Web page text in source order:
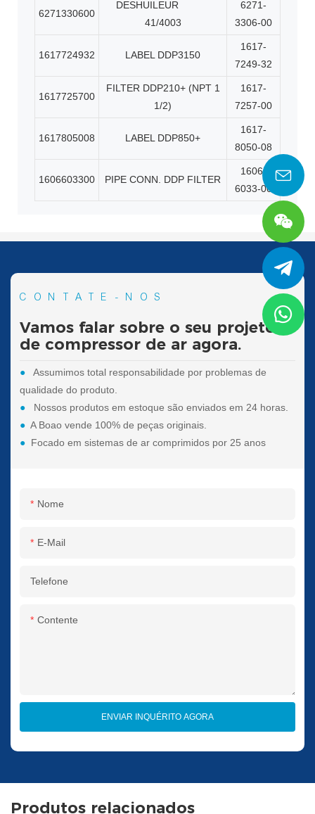
6271330600
DESHUILEUR
41/4003
6271-
3306-00
1617724932 LABEL DDP3150
1617-
7249-32
1617725700
FILTER DDP210+ (NPT 1
1/2)
1617-
7257-00
1617805008 LABEL DDP850+
1617-
8050-08
1606603300 PIPE CONN. DDP FILTER
1606-
6033-00
CONTATE-NOS
Vamos falar sobre o seu projeto
de compressor de ar agora.
●
Assumimos total responsabilidade por problemas de
qualidade do produto.
●
Nossos produtos em estoque são enviados em 24 horas.
●A Boao vende 100% de peças originais.
● Focado em sistemas de ar comprimidos por 25 anos
Nome
E-Mail
Telefone
Contente
ENVIAR INQUÉRITO AGORA
Produtos relacionados